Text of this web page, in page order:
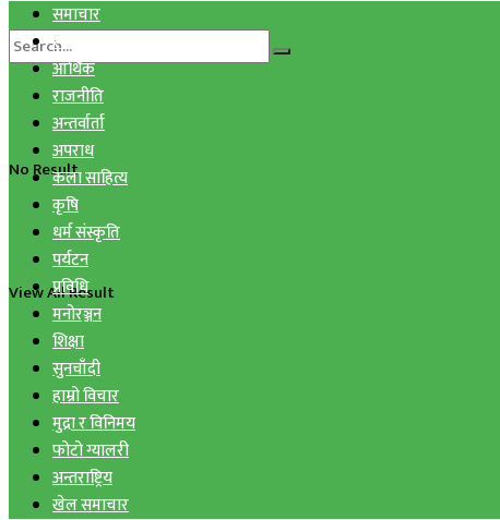
No Result
View All Result
समाचार
स्वास्थ्य
आर्थिक
राजनीति
अन्तर्वार्ता
अपराध
कला साहित्य
कृषि
धर्म संस्कृति
पर्यटन
प्रविधि
मनोरञ्जन
शिक्षा
सुनचाँदी
हाम्रो विचार
मुद्रा र विनिमय
फोटो ग्यालरी
अन्तराष्ट्रिय
खेल समाचार